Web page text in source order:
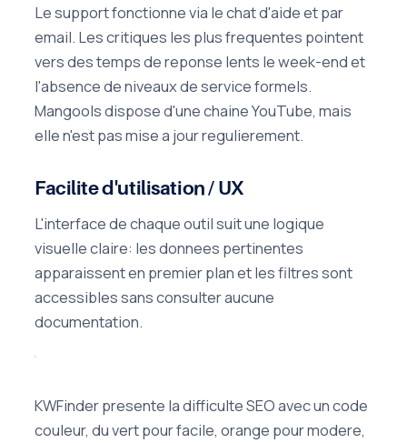
Le support fonctionne via le chat d'aide et par
email. Les critiques les plus frequentes pointent
vers des temps de reponse lents le week-end et
l'absence de niveaux de service formels.
Mangools dispose d'une chaine YouTube, mais
elle n'est pas mise a jour regulierement.
Facilite d'utilisation / UX
L'interface de chaque outil suit une logique
visuelle claire: les donnees pertinentes
apparaissent en premier plan et les filtres sont
accessibles sans consulter aucune
documentation.
KWFinder presente la difficulte SEO avec un code
couleur, du vert pour facile, orange pour modere,